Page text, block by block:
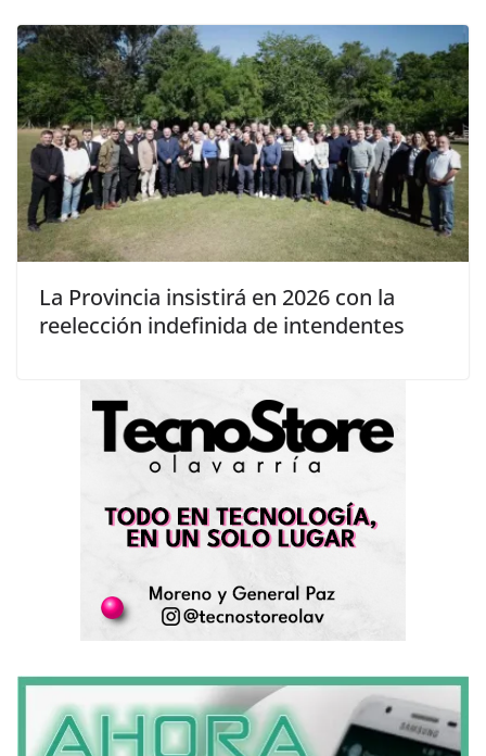
La Provincia insistirá en 2026 con la
reelección indefinida de intendentes